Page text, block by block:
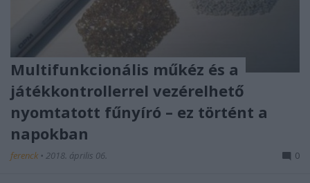
Multifunkcionális műkéz és a
játékkontrollerrel vezérelhető
nyomtatott fűnyíró – ez történt a
napokban
ferenck • 2018. április 06. 0